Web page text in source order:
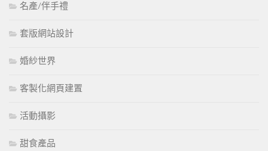
名產/伴手禮
套版網站設計
婚紗世界
客製化網頁建置
活動攝影
甜食產品